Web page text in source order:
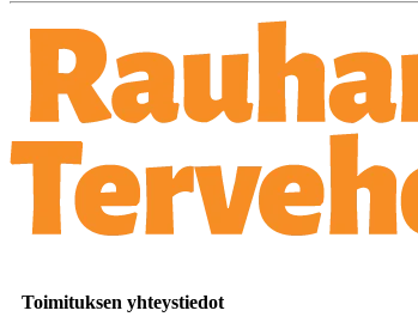
Toimituksen yhteystiedot